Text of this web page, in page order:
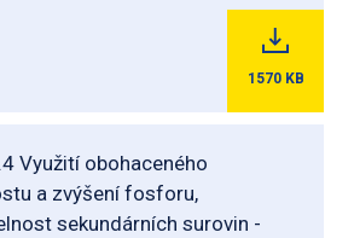
1570 KB
Využití obohaceného
a zvýšení fosforu,
sekundárních surovin -